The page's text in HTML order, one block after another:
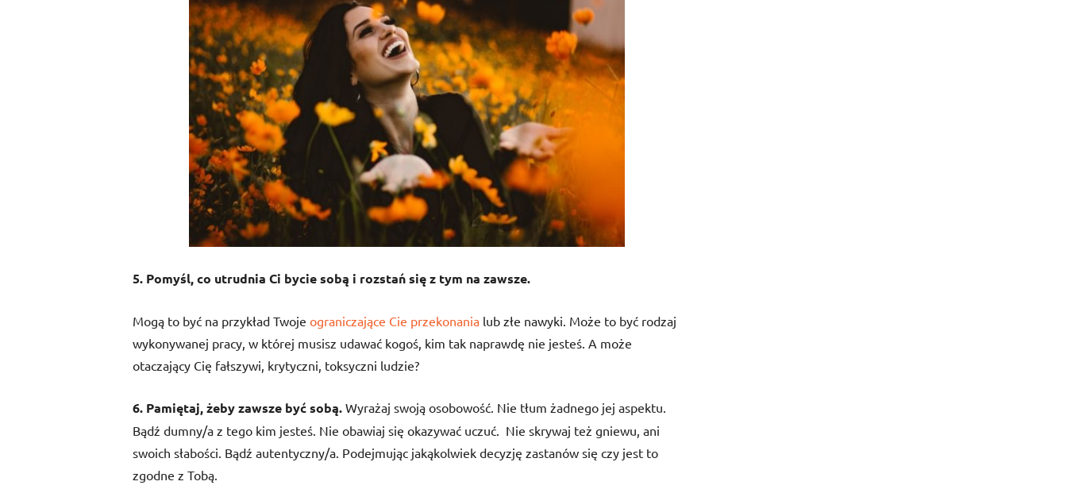
5. Pomyśl, co utrudnia Ci bycie sobą i rozstań się z tym na zawsze.
Mogą to być na przykład Twoje ograniczające Cie przekonania lub złe nawyki. Może to być rodzaj
wykonywanej pracy, w której musisz udawać kogoś, kim tak naprawdę nie jesteś. A może
otaczający Cię fałszywi, krytyczni, toksyczni ludzie?
6. Pamiętaj, żeby zawsze być sobą. Wyrażaj swoją osobowość. Nie tłum żadnego jej aspektu.
Bądź dumny/a z tego kim jesteś. Nie obawiaj się okazywać uczuć. Nie skrywaj też gniewu, ani
swoich słabości. Bądź autentyczny/a. Podejmując jakąkolwiek decyzję zastanów się czy jest to
zgodne z Tobą.